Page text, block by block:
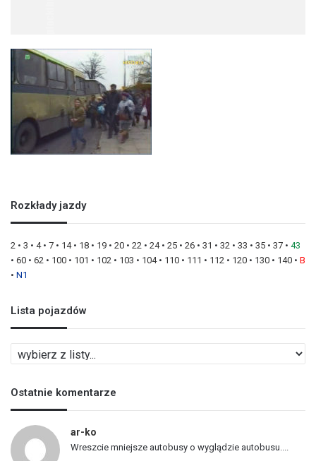
Rozkłady jazdy
2 • 3 • 4• 7 • 14• 18 • 19 • 20 • 22 • 24• 25 • 26 • 31 • 32 • 33 • 35 • 37 • 43
• 60 • 62 • 100 • 101 • 102 • 103 • 104• 110 • 111 • 112 • 120 • 130 • 140 • B
• N1
Lista pojazdów
i
t
a
o
j
Ostatnie komentarze
ar-ko
Wreszcie mniejsze autobusy o wyglądzie autobusu....